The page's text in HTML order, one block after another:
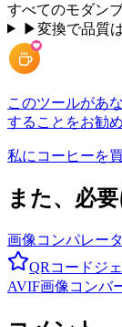
すべてのモダン
▶変換で品質
このツールがあ
することをお勧
私にコーヒーを
また、必
画像コンパレータ
QRコードジ
AVIF画像コンバ